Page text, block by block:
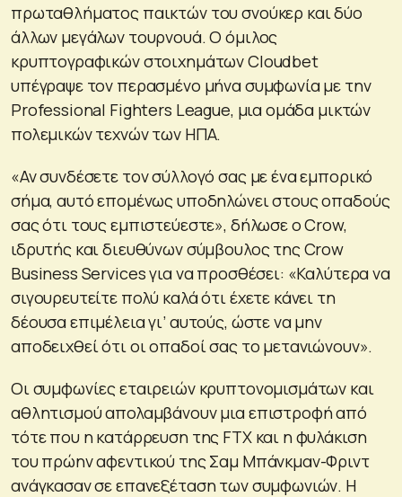
πρωταθλήματος παικτών του σνούκερ και δύο
άλλων μεγάλων τουρνουά. Ο όμιλος
κρυπτογραφικών στοιχημάτων Cloudbet
υπέγραψε τον περασμένο μήνα συμφωνία με την
Professional Fighters League, μια ομάδα μικτών
πολεμικών τεχνών των ΗΠΑ.
«Αν συνδέσετε τον σύλλογό σας με ένα εμπορικό
σήμα, αυτό επομένως υποδηλώνει στους οπαδούς
σας ότι τους εμπιστεύεστε», δήλωσε ο Crow,
ιδρυτής και διευθύνων σύμβουλος της Crow
Business Services για να προσθέσει: «Καλύτερα να
σιγουρευτείτε πολύ καλά ότι έχετε κάνει τη
δέουσα επιμέλεια γι’ αυτούς, ώστε να μην
αποδειχθεί ότι οι οπαδοί σας το μετανιώνουν».
Οι συμφωνίες εταιρειών κρυπτονομισμάτων και
αθλητισμού απολαμβάνουν μια επιστροφή από
τότε που η κατάρρευση της FTX και η φυλάκιση
του πρώην αφεντικού της Σαμ Μπάνκμαν-Φριντ
ανάγκασαν σε επανεξέταση των συμφωνιών. Η